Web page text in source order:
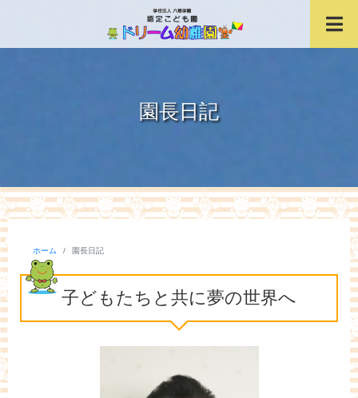
「おいでよ、夢の世界へ。」 学校法人六郷学園
お問い合わせ
園長日記
ホーム 園長日記
子どもたちと共に夢の世界へ